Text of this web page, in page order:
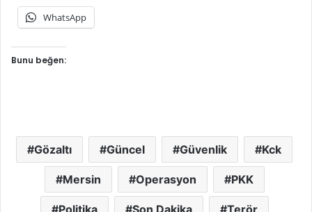
WhatsApp
Bunu beğen:
Gözaltı Güncel Güvenlik Kck
Mersin Operasyon PKK
Politika Son Dakika Terör